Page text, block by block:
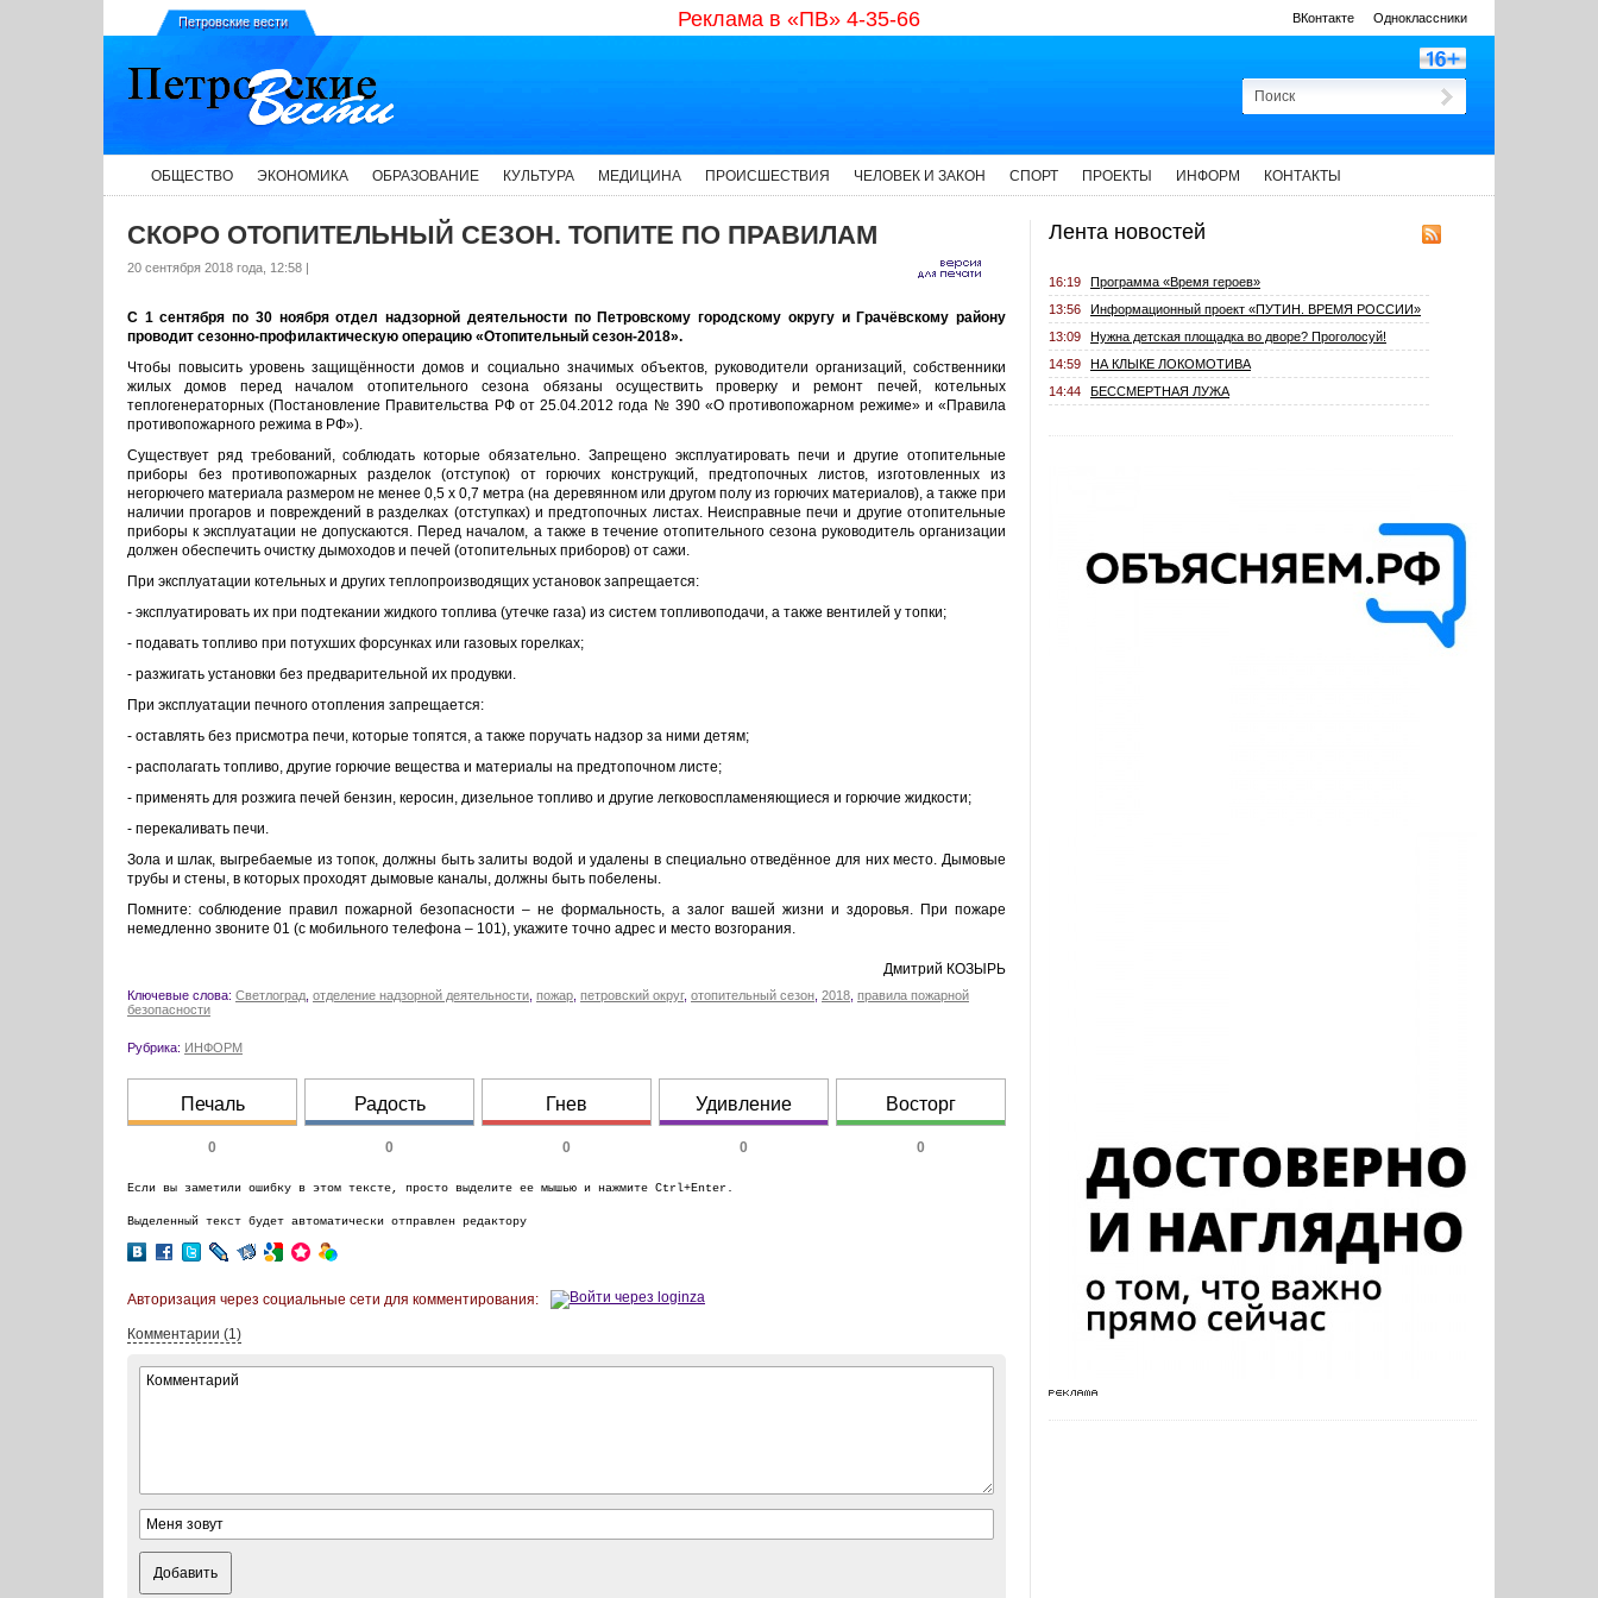
Петровские вести Реклама в «ПВ» 4-35-66 ВКонтакте Одноклассники
ОБЩЕСТВО ЭКОНОМИКА ОБРАЗОВАНИЕ КУЛЬТУРА МЕДИЦИНА ПРОИСШЕСТВИЯ ЧЕЛОВЕК И ЗАКОН СПОРТ ПРОЕКТЫ ИНФОРМ КОНТАКТЫ
СКОРО ОТОПИТЕЛЬНЫЙ СЕЗОН. ТОПИТЕ ПО ПРАВИЛАМ
20 сентября 2018 года, 12:58 |
С 1 сентября по 30 ноября отдел надзорной деятельности по Петровскому городскому округу и Грачёвскому району
проводит сезонно-профилактическую операцию «Отопительный сезон-2018».
Чтобы повысить уровень защищённости домов и социально значимых объектов, руководители организаций, собственники
жилых домов перед началом отопительного сезона обязаны осуществить проверку и ремонт печей, котельных
теплогенераторных (Постановление Правительства РФ от 25.04.2012 года № 390 «О противопожарном режиме» и «Правила
противопожарного режима в РФ»).
Существует ряд требований, соблюдать которые обязательно. Запрещено эксплуатировать печи и другие отопительные
приборы без противопожарных разделок (отступок) от горючих конструкций, предтопочных листов, изготовленных из
негорючего материала размером не менее 0,5 x 0,7 метра (на деревянном или другом полу из горючих материалов), а также при
наличии прогаров и повреждений в разделках (отступках) и предтопочных листах. Неисправные печи и другие отопительные
приборы к эксплуатации не допускаются. Перед началом, а также в течение отопительного сезона руководитель организации
должен обеспечить очистку дымоходов и печей (отопительных приборов) от сажи.
При эксплуатации котельных и других теплопроизводящих установок запрещается:
- эксплуатировать их при подтекании жидкого топлива (утечке газа) из систем топливоподачи, а также вентилей у топки;
- подавать топливо при потухших форсунках или газовых горелках;
- разжигать установки без предварительной их продувки.
При эксплуатации печного отопления запрещается:
- оставлять без присмотра печи, которые топятся, а также поручать надзор за ними детям;
- располагать топливо, другие горючие вещества и материалы на предтопочном листе;
- применять для розжига печей бензин, керосин, дизельное топливо и другие легковоспламеняющиеся и горючие жидкости;
- перекаливать печи.
Зола и шлак, выгребаемые из топок, должны быть залиты водой и удалены в специально отведённое для них место. Дымовые
трубы и стены, в которых проходят дымовые каналы, должны быть побелены.
Помните: соблюдение правил пожарной безопасности – не формальность, а залог вашей жизни и здоровья. При пожаре
немедленно звоните 01 (с мобильного телефона – 101), укажите точно адрес и место возгорания.
Дмитрий КОЗЫРЬ
Ключевые слова: Светлоград отделение надзорной деятельности пожар петровский округ, отопительный сезон 2018 правила пожарной
безопасности
Рубрика: ИНФОРМ
Печаль
0
Радость
0
Гнев
0
Удивление
0
Восторг
0
Если вы заметили ошибку в этом тексте, просто выделите ее мышью и нажмите Ctrl+Enter.
Выделенный текст будет автоматически отправлен редактору
Авторизация через социальные сети для комментирования:
Комментарии (1)
Добавить
Лента новостей
16:19
Программа «Время героев»
13:56
Информационный проект «ПУТИН. ВРЕМЯ РОССИИ»
13:09
Нужна детская площадка во дворе? Проголосуй!
14:59
НА КЛЫКЕ ЛОКОМОТИВА
14:44
БЕССМЕРТНАЯ ЛУЖА